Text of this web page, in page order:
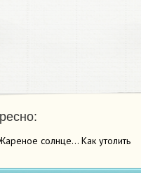
солнце… Как утолить